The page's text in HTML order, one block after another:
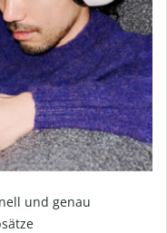
und genau